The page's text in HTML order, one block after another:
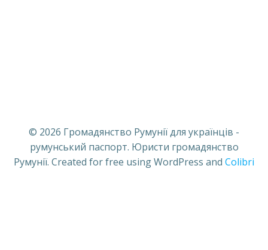
© 2026 Громадянство Румунії для українців -
румунський паспорт. Юристи громадянство
Румунії. Created for free using WordPress and Colibri